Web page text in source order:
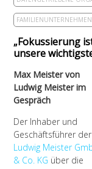
FAMILIENUNTERNEHMEN
„Fokussierung
unsere
Max Meister von
Ludwig Meister im
Gespräch
Der Inhaber und
Geschäftsführer der
Ludwig Meister
& Co. KG über die